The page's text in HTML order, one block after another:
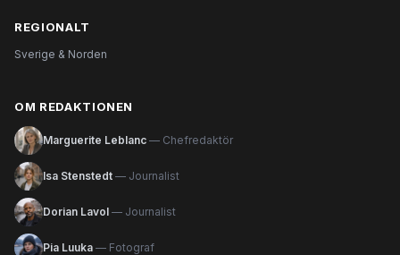
REGIONALT
Sverige & Norden
OM REDAKTIONEN
Marguerite Leblanc — Chefredaktör
Isa Stenstedt — Journalist
Dorian Lavol — Journalist
Pia Luuka — Fotograf